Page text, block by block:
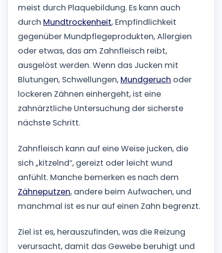
meist durch Plaquebildung. Es kann auch
durch Mundtrockenheit, Empfindlichkeit
gegenüber Mundpflegeprodukten, Allergien
oder etwas, das am Zahnfleisch reibt,
ausgelöst werden. Wenn das Jucken mit
Blutungen, Schwellungen, Mundgeruch oder
lockeren Zähnen einhergeht, ist eine
zahnärztliche Untersuchung der sicherste
nächste Schritt.
Zahnfleisch kann auf eine Weise jucken, die
sich „kitzelnd“, gereizt oder leicht wund
anfühlt. Manche bemerken es nach dem
Zähneputzen, andere beim Aufwachen, und
manchmal ist es nur auf einen Zahn begrenzt.
Ziel ist es, herauszufinden, was die Reizung
verursacht, damit das Gewebe beruhigt und